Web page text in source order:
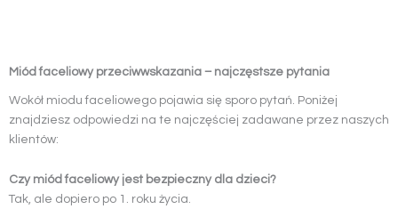
Miód faceliowy przeciwwskazania – najczęstsze pytania
Wokół miodu faceliowego pojawia się sporo pytań. Poniżej
znajdziesz odpowiedzi na te najczęściej zadawane przez naszych
klientów:
Czy miód faceliowy jest bezpieczny dla dzieci?
Tak, ale dopiero po 1. roku życia.